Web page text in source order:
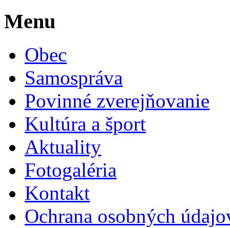
Menu
Obec
Samospráva
Povinné zverejňovanie
Kultúra a šport
Aktuality
Fotogaléria
Kontakt
Ochrana osobných